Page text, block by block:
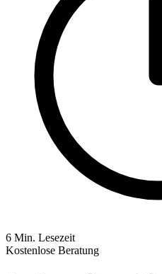
6 Min. Lesezeit
Kostenlose Beratung